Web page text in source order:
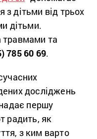
дітьми від трьох
дітьми.
травмами та
785 60 69.
досліджень
першу
радить, як
з ким варто